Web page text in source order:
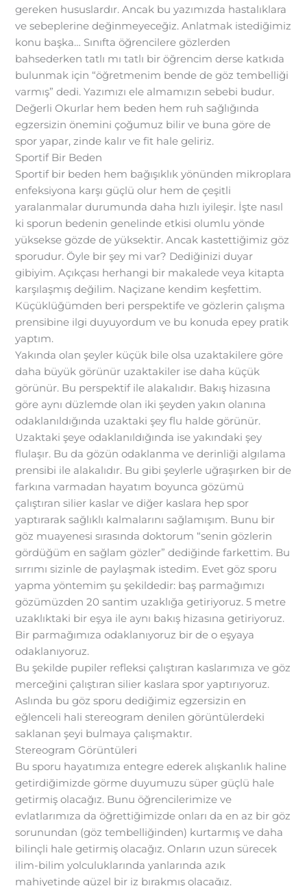
gereken hususlardır. Ancak bu yazımızda hastalıklara
ve sebeplerine değinmeyeceğiz. Anlatmak istediğimiz
konu başka… Sınıfta öğrencilere gözlerden
bahsederken tatlı mı tatlı bir öğrencim derse katkıda
bulunmak için “öğretmenim bende de göz tembelliği
varmış” dedi. Yazımızı ele almamızın sebebi budur.
Değerli Okurlar hem beden hem ruh sağlığında
egzersizin önemini çoğumuz bilir ve buna göre de
spor yapar, zinde kalır ve fit hale geliriz.
Sportif Bir Beden
Sportif bir beden hem bağışıklık yönünden mikroplara
enfeksiyona karşı güçlü olur hem de çeşitli
yaralanmalar durumunda daha hızlı iyileşir. İşte nasıl
ki sporun bedenin genelinde etkisi olumlu yönde
yüksekse gözde de yüksektir. Ancak kastettiğimiz göz
sporudur. Öyle bir şey mi var? Dediğinizi duyar
gibiyim. Açıkçası herhangi bir makalede veya kitapta
karşılaşmış değilim. Naçizane kendim keşfettim.
Küçüklüğümden beri perspektife ve gözlerin çalışma
prensibine ilgi duyuyordum ve bu konuda epey pratik
yaptım.
Yakında olan şeyler küçük bile olsa uzaktakilere göre
daha büyük görünür uzaktakiler ise daha küçük
görünür. Bu perspektif ile alakalıdır. Bakış hizasına
göre aynı düzlemde olan iki şeyden yakın olanına
odaklanıldığında uzaktaki şey flu halde görünür.
Uzaktaki şeye odaklanıldığında ise yakındaki şey
flulaşır. Bu da gözün odaklanma ve derinliği algılama
prensibi ile alakalıdır. Bu gibi şeylerle uğraşırken bir de
farkına varmadan hayatım boyunca gözümü
çalıştıran silier kaslar ve diğer kaslara hep spor
yaptırarak sağlıklı kalmalarını sağlamışım. Bunu bir
göz muayenesi sırasında doktorum “senin gözlerin
gördüğüm en sağlam gözler” dediğinde farkettim. Bu
sırrımı sizinle de paylaşmak istedim. Evet göz sporu
yapma yöntemim şu şekildedir: baş parmağımızı
gözümüzden 20 santim uzaklığa getiriyoruz. 5 metre
uzaklıktaki bir eşya ile aynı bakış hizasına getiriyoruz.
Bir parmağımıza odaklanıyoruz bir de o eşyaya
odaklanıyoruz.
Bu şekilde pupiler refleksi çalıştıran kaslarımıza ve göz
merceğini çalıştıran silier kaslara spor yaptırıyoruz.
Aslında bu göz sporu dediğimiz egzersizin en
eğlenceli hali stereogram denilen görüntülerdeki
saklanan şeyi bulmaya çalışmaktır.
Stereogram Görüntüleri
Bu sporu hayatımıza entegre ederek alışkanlık haline
getirdiğimizde görme duyumuzu süper güçlü hale
getirmiş olacağız. Bunu öğrencilerimize ve
evlatlarımıza da öğrettiğimizde onları da en az bir göz
sorunundan (göz tembelliğinden) kurtarmış ve daha
bilinçli hale getirmiş olacağız. Onların uzun sürecek
ilim-bilim yolculuklarında yanlarında azık
mahiyetinde güzel bir iz bırakmış olacağız.